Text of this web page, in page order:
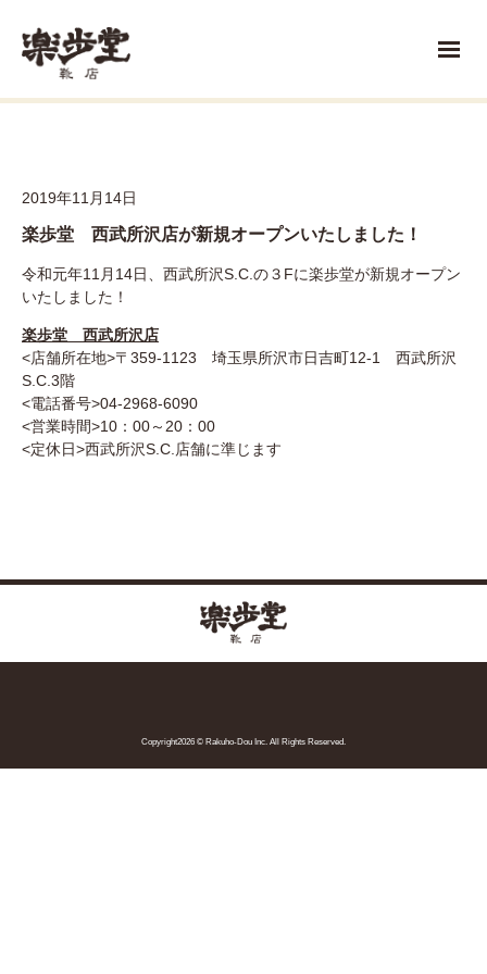
2019年11月14日
楽歩堂 西武所沢店が新規オープンいたしました！
令和元年11月14日、西武所沢S.C.の３Fに楽歩堂が新規オープン
いたしました！
楽歩堂 西武所沢店
<店舗所在地>〒359-1123 埼玉県所沢市日吉町12-1 西武所沢
S.C.3階
<電話番号>04-2968-6090
<営業時間>10：00～20：00
<定休日>西武所沢S.C.店舗に準じます
Copyright2026 © Rakuho-Dou Inc. All Rights Reserved.